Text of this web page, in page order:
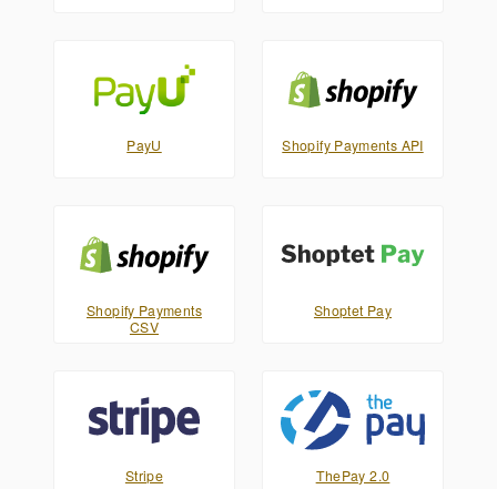
PayU Shopify Payments API
Shopify Payments
CSV
Shoptet Pay
Stripe ThePay 2.0